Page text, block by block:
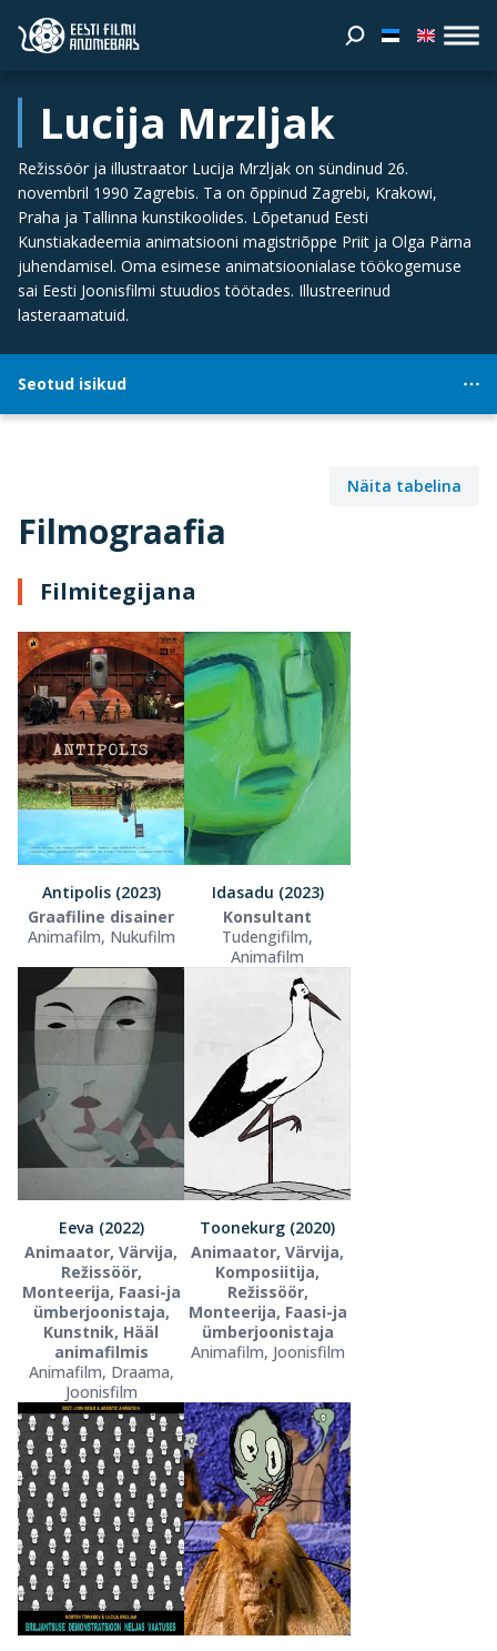
Lucija Mrzljak
Režissöör ja illustraator Lucija Mrzljak on sündinud 26.
novembril 1990 Zagrebis. Ta on õppinud Zagrebi, Krakowi,
Praha ja Tallinna kunstikoolides. Lõpetanud Eesti
Kunstiakadeemia animatsiooni magistriõppe Priit ja Olga Pärna
juhendamisel. Oma esimese animatsioonialase töökogemuse
sai Eesti Joonisfilmi stuudios töötades. Illustreerinud
lasteraamatuid.
Seotud isikud
Filmograafia
Näita tabelina
Filmitegijana
Antipolis (2023)
Graafiline disainer
Animafilm, Nukufilm
Idasadu (2023)
Konsultant
Tudengifilm,
Animafilm
Eeva (2022)
Animaator, Värvija,
Režissöör,
Monteerija, Faasi-ja
ümberjoonistaja,
Kunstnik, Hääl
animafilmis
Animafilm, Draama,
Joonisfilm
Toonekurg (2020)
Animaator, Värvija,
Komposiitija,
Režissöör,
Monteerija, Faasi-ja
ümberjoonistaja
Animafilm, Joonisfilm